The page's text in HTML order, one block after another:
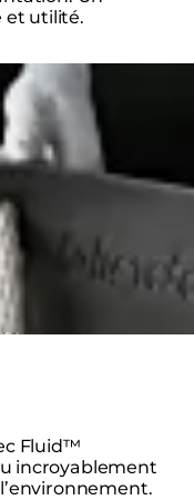
et utilité.
Fluid™
incroyablement